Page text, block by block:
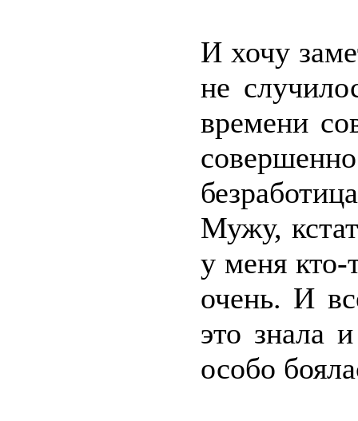
И хочу
не
времени
Мужу,
у меня
очень. И
это знала
особо